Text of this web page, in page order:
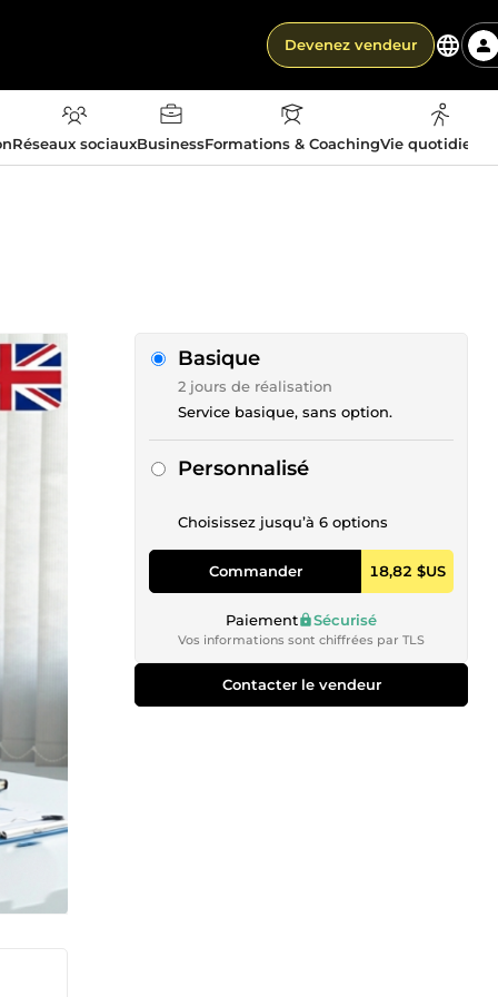
Devenez vendeur
Réseaux sociauxBusinessFormations & CoachingVie
Basique
2 jours de réalisation
Service basique, sans option.
Personnalisé
Choisissez jusqu’à 6 options
Commander 18,82 $US
Paiement Sécurisé
Vos informations sont chiffrées par TLS
Contacter le vendeur